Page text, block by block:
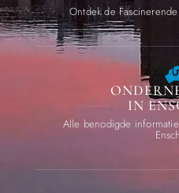
Ontdek de
IN
Alle benodigde